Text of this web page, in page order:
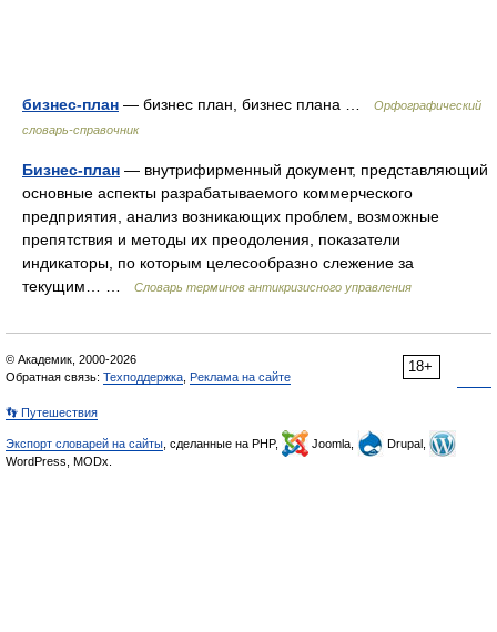
бизнес-план — бизнес план, бизнес плана …
Орфографический
словарь-справочник
Бизнес-план — внутрифирменный документ, представляющий
основные аспекты разрабатываемого коммерческого
предприятия, анализ возникающих проблем, возможные
препятствия и методы их преодоления, показатели
индикаторы, по которым целесообразно слежение за
текущим… …
Словарь терминов антикризисного управления
18+
© Академик, 2000-2026
Обратная связь: Техподдержка Реклама на сайте
👣 Путешествия
Экспорт словарей на сайты , сделанные на PHP, Joomla,
Drupal,
WordPress, MODx.